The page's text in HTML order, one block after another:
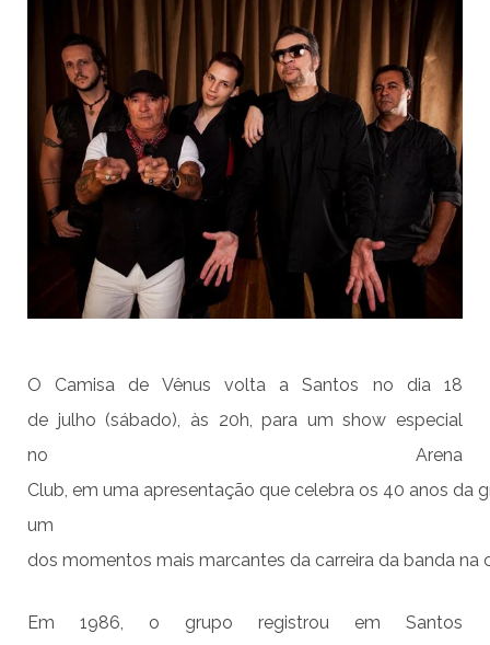
O Camisa de Vênus volta a Santos no dia 18
de julho (sábado), às 20h, para um show especial
no Arena
Club, em uma apresentação que celebra os 40 anos da
um
dos momentos mais marcantes da carreira da banda
Em 1986, o grupo registrou em Santos